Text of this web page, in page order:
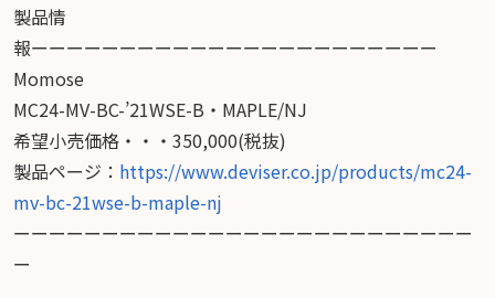
製品情
報ーーーーーーーーーーーーーーーーーーーーーーー
Momose
MC24-MV-BC-’21WSE-B・MAPLE/NJ
希望小売価格・・・350,000(税抜)
製品ページ： https://www.deviser.co.jp/products/mc24-
mv-bc-21wse-b-maple-nj
ーーーーーーーーーーーーーーーーーーーーーーーーーー
ー